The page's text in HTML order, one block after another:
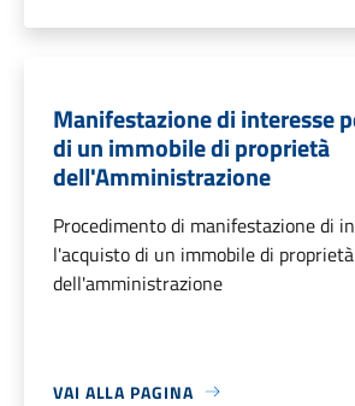
Manifestazione di interesse
di un immobile di proprietà
dell'Amministrazione
Procedimento di manifestazione di
l'acquisto di un immobile di proprietà
dell'amministrazione
VAI ALLA PAGINA